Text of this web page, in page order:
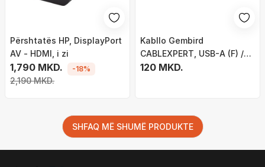
Përshtatës HP, DisplayPort
AV - HDMI, i zi
1,790 MKD.
2,190 MKD.
-18%
Kabllo Gembird
CABLEXPERT, USB-A (F) /
Micro USB (M), OTG, për
120 MKD.
SHFAQ MË SHUMË PRODUKTE